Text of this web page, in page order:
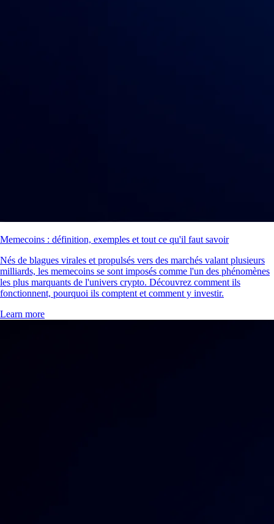
Memecoins : définition, exemples et tout ce qu'il faut savoir
Nés de blagues virales et propulsés vers des marchés valant plusieurs
milliards, les memecoins se sont imposés comme l'un des phénomènes
les plus marquants de l'univers crypto. Découvrez comment ils
fonctionnent, pourquoi ils comptent et comment y investir.
Learn more